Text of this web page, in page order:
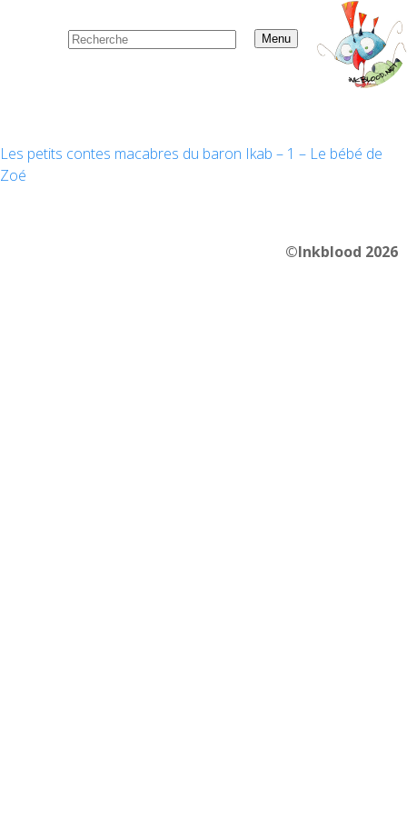
Menu
Les petits contes macabres du baron Ikab – 1 – Le bébé de
Zoé
©Inkblood 2026